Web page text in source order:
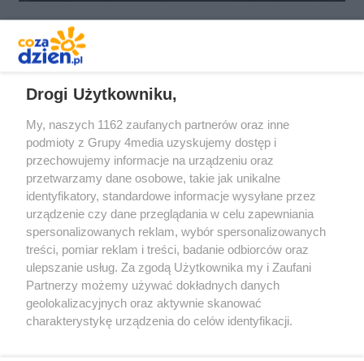
Redakcja Reklama Prywatność
Praca Łódź
the:protocol
Drogi Użytkowniku,
My, naszych 1162 zaufanych partnerów oraz inne
podmioty z Grupy 4media uzyskujemy dostęp i
przechowujemy informacje na urządzeniu oraz
przetwarzamy dane osobowe, takie jak unikalne
identyfikatory, standardowe informacje wysyłane przez
urządzenie czy dane przeglądania w celu zapewniania
spersonalizowanych reklam, wybór spersonalizowanych
treści, pomiar reklam i treści, badanie odbiorców oraz
ulepszanie usług. Za zgodą Użytkownika my i Zaufani
Partnerzy możemy używać dokładnych danych
geolokalizacyjnych oraz aktywnie skanować
charakterystykę urządzenia do celów identyfikacji.